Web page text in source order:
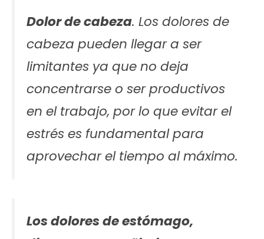
Dolor de cabeza. Los dolores de
cabeza pueden llegar a ser
limitantes ya que no deja
concentrarse o ser productivos
en el trabajo, por lo que evitar el
estrés es fundamental para
aprovechar el tiempo al máximo.
Los dolores de estómago,